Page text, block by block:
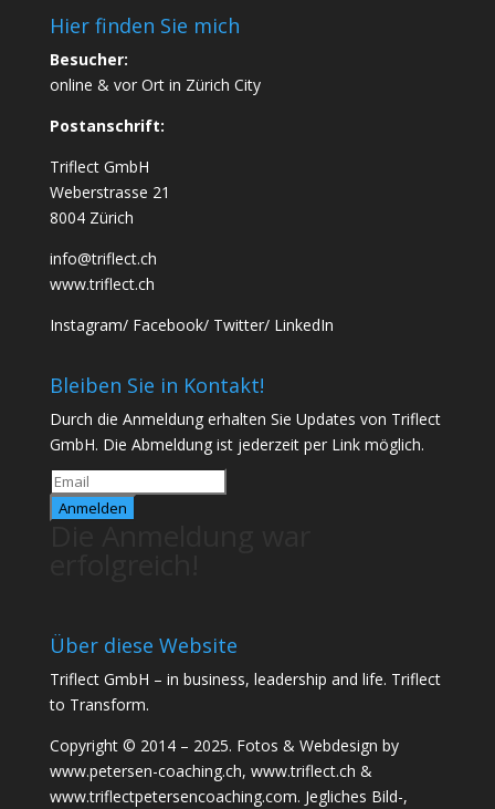
Hier finden Sie mich
Besucher:
online & vor Ort in Zürich City
Postanschrift:
Triflect GmbH
Weberstrasse 21
8004 Zürich
info@triflect.ch
www.triflect.ch
Instagram/ Facebook/ Twitter/ LinkedIn
Bleiben Sie in Kontakt!
Durch die Anmeldung erhalten Sie Updates von Triflect
GmbH. Die Abmeldung ist jederzeit per Link möglich.
Anmelden
Über diese Website
Triflect GmbH – in business, leadership and life. Triflect
to Transform.
Copyright © 2014 – 2025. Fotos & Webdesign by
www.petersen-coaching.ch, www.triflect.ch &
www.triflectpetersencoaching.com. Jegliches Bild-,